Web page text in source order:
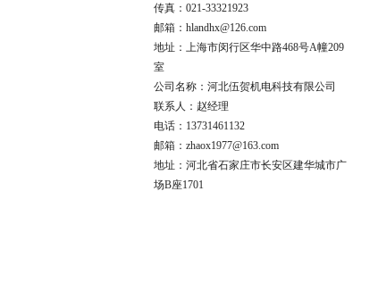
传真：021-33321923
邮箱：hlandhx@126.com
地址：上海市闵行区华中路468号A幢209
室
公司名称：河北伍贺机电科技有限公司
联系人：赵经理
电话：13731461132
邮箱：zhaox1977@163.com
地址：河北省石家庄市长安区建华城市广
场B座1701